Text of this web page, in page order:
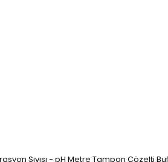
Sıvısı - pH Metre Tampon Çözelti